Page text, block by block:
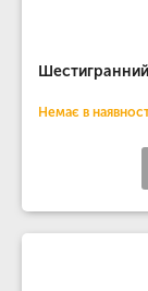
Немає в